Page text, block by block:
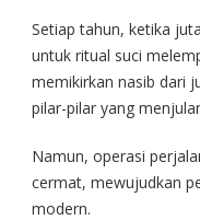
Setiap tahun, ketika
untuk ritual suci
memikirkan nasib dari
pilar-pilar yang
Namun, operasi
cermat, mewujudkan
modern.